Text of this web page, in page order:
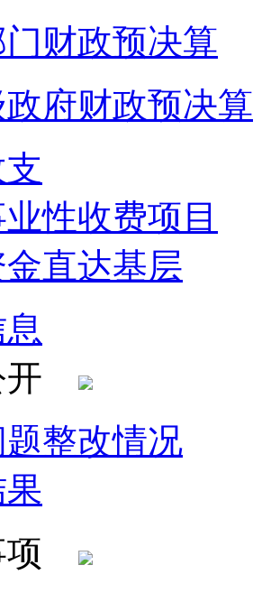
财政预决算
府财政预决算
性收费项目
直达基层
开
整改情况
项